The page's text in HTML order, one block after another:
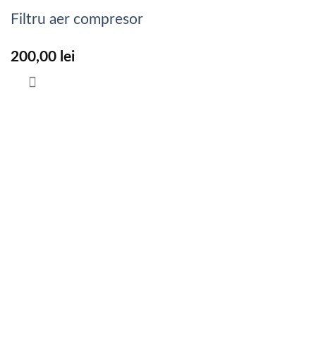
Filtru aer compresor
200,00 lei